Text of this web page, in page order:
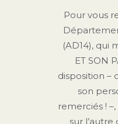
Pour vous
(AD14), qui
ET SON
disposition –
son
remerciés !
sur